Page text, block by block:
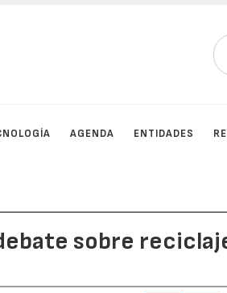
AGENDA ENTIDADES
sobre